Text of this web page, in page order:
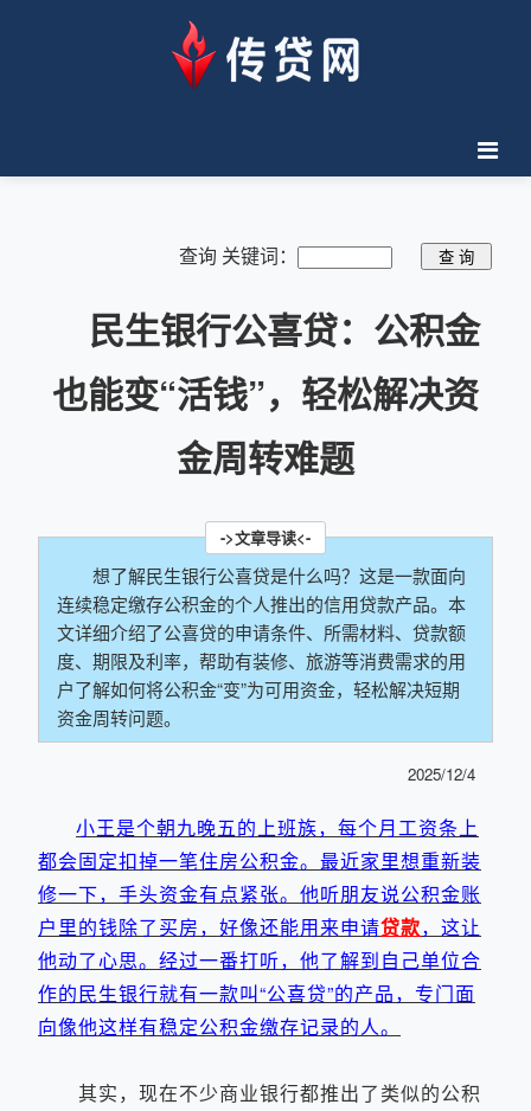
查询 关键词：
民生银行公喜贷：公积金
也能变“活钱”，轻松解决资
金周转难题
想了解民生银行公喜贷是什么吗？这是一款面向
连续稳定缴存公积金的个人推出的信用贷款产品。本
文详细介绍了公喜贷的申请条件、所需材料、贷款额
度、期限及利率，帮助有装修、旅游等消费需求的用
户了解如何将公积金“变”为可用资金，轻松解决短期
资金周转问题。
2025/12/4
小王是个朝九晚五的上班族，每个月工资条上
都会固定扣掉一笔住房公积金。最近家里想重新装
修一下，手头资金有点紧张。他听朋友说公积金账
户里的钱除了买房，好像还能用来申请贷款，这让
他动了心思。经过一番打听，他了解到自己单位合
作的民生银行就有一款叫“公喜贷”的产品，专门面
向像他这样有稳定公积金缴存记录的人。
其实，现在不少商业银行都推出了类似的公积